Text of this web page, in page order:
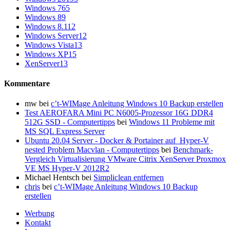
Windows 765
Windows 89
Windows 8.112
Windows Server12
Windows Vista13
Windows XP15
XenServer13
Kommentare
mw bei c’t-WIMage Anleitung Windows 10 Backup erstellen
Test AEROFARA Mini PC N6005-Prozessor 16G DDR4
512G SSD - Computertipps bei Windows 11 Probleme mit
MS SQL Express Server
Ubuntu 20.04 Server - Docker & Portainer auf Hyper-V
nested Problem Macvlan - Computertipps bei Benchmark-
Vergleich Virtualisierung VMware Citrix XenServer Proxmox
VE MS Hyper-V 2012R2
Michael Hentsch bei Simpliclean entfernen
chris bei c’t-WIMage Anleitung Windows 10 Backup
erstellen
Werbung
Kontakt